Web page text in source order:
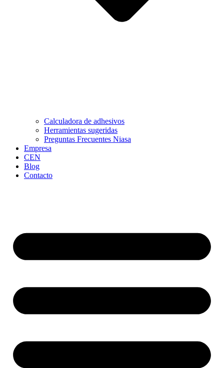
Calculadora de adhesivos
Herramientas sugeridas
Preguntas Frecuentes Niasa
Empresa
CEN
Blog
Contacto